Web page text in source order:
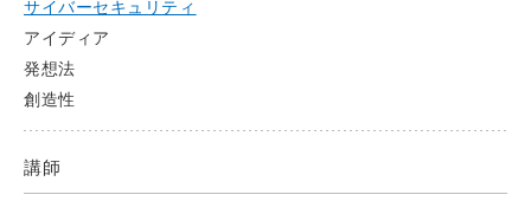
サイバーセキュリティ
アイディア
発想法
創造性
講師